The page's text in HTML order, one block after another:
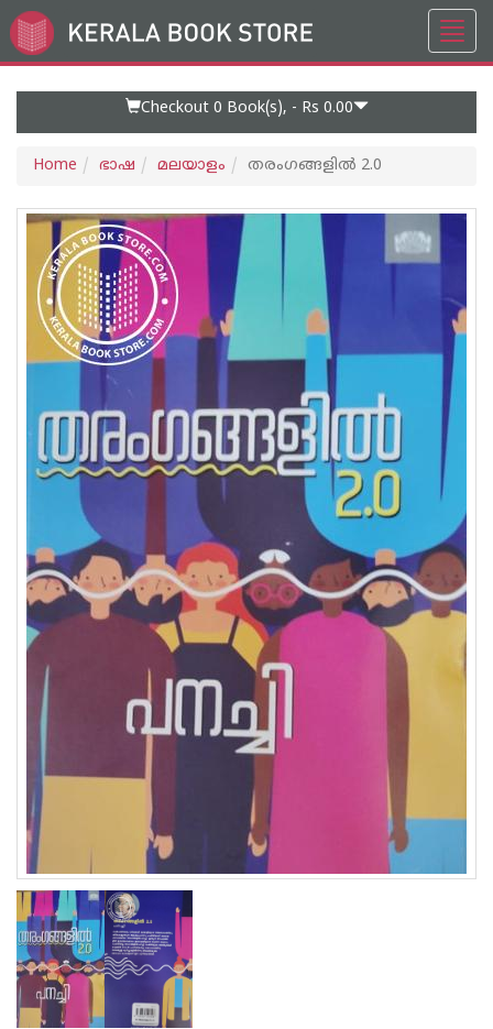
Go
to
Checkout 0 Book(s), - Rs 0.00
Home ഭാഷ മലയാളം തരംഗങ്ങളിൽ 2.0